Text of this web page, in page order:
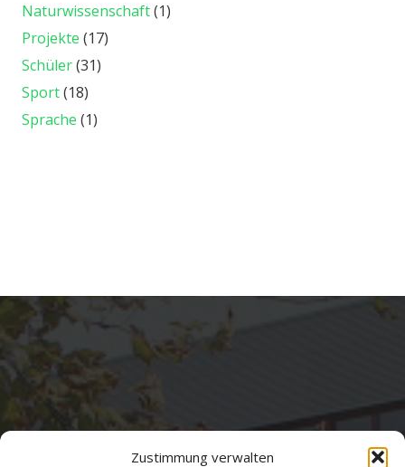
Zustimmung verwalten
Naturwissenschaft(1)
Projekte (17)
Schüler(31)
Sport(18)
Sprache (1)